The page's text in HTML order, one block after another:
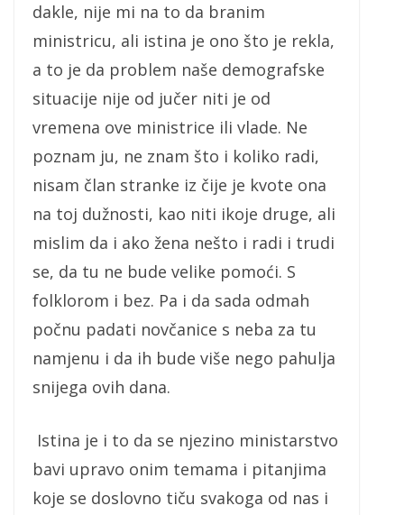
dakle, nije mi na to da branim
ministricu, ali istina je ono što je rekla,
a to je da problem naše demografske
situacije nije od jučer niti je od
vremena ove ministrice ili vlade. Ne
poznam ju, ne znam što i koliko radi,
nisam član stranke iz čije je kvote ona
na toj dužnosti, kao niti ikoje druge, ali
mislim da i ako žena nešto i radi i trudi
se, da tu ne bude velike pomoći. S
folklorom i bez. Pa i da sada odmah
počnu padati novčanice s neba za tu
namjenu i da ih bude više nego pahulja
snijega ovih dana.
Istina je i to da se njezino ministarstvo
bavi upravo onim temama i pitanjima
koje se doslovno tiču svakoga od nas i